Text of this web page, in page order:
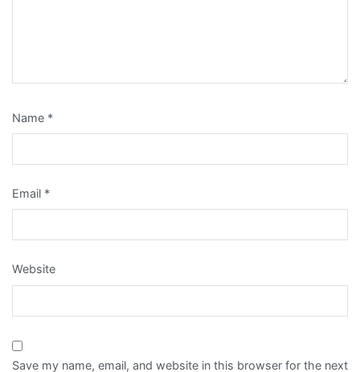
Name *
Email *
Website
Save my name, email, and website in this browser for the next